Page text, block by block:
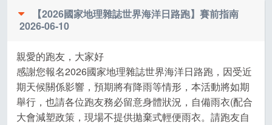
【2026國家地理雜誌世界海洋日路跑】賽前指南
2026-06-10
親愛的跑友，大家好
感謝您報名2026國家地理雜誌世界海洋日路跑，因受近
期天候關係影響，預期將有降雨等情形，本活動將如期
舉行，也請各位跑友務必留意身體狀況，自備雨衣(配合
大會減塑政策，現場不提供拋棄式輕便雨衣。請跑友自